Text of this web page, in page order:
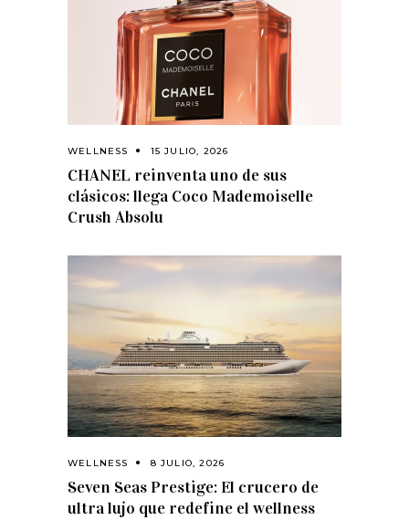
WELLNESS 15 JULIO, 2026
CHANEL reinventa uno de sus
clásicos: llega Coco Mademoiselle
Crush Absolu
WELLNESS 8 JULIO, 2026
Seven Seas Prestige: El crucero de
ultra lujo que redefine el wellness